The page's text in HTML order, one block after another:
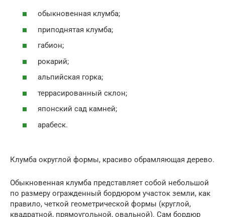
обыкновенная клумба;
приподнятая клумба;
габион;
рокарий;
альпийская горка;
террасированный склон;
японский сад камней;
арабеск.
Клумба округлой формы, красиво обрамляющая дерево.
Обыкновенная клумба представляет собой небольшой
по размеру огражденный бордюром участок земли, как
правило, четкой геометрической формы (круглой,
квадратной, прямоугольной, овальной). Сам бордюр